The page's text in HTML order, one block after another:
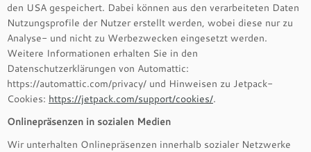
den USA gespeichert. Dabei können aus den verarbeiteten Daten
Nutzungsprofile der Nutzer erstellt werden, wobei diese nur zu
Analyse- und nicht zu Werbezwecken eingesetzt werden.
Weitere Informationen erhalten Sie in den
Datenschutzerklärungen von Automattic:
https://automattic.com/privacy/ und Hinweisen zu Jetpack-
Cookies: https://jetpack.com/support/cookies/.
Onlinepräsenzen in sozialen Medien
Wir unterhalten Onlinepräsenzen innerhalb sozialer Netzwerke